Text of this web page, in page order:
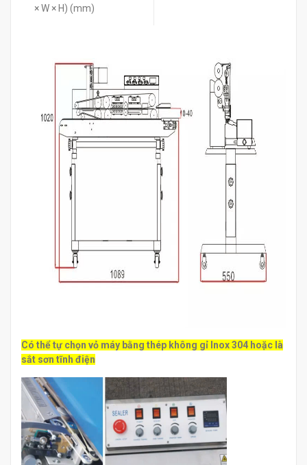
× W × H) (mm)
Có thể tự chọn vỏ máy bằng thép không gỉ Inox 304 hoặc là
sắt sơn tĩnh điện